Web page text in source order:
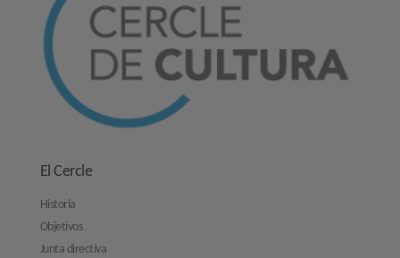
El Cercle
Historia
Objetivos
Junta directiva